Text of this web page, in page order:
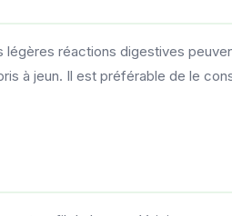
réactions digestives
à jeun. Il est préférable de le